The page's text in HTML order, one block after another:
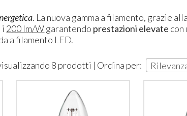
. La nuova gamma a filamento, grazie
i 200 lm/Wgarantendo prestazioni elevate con
a filamento LED.
8 prodotti | Ordina per: